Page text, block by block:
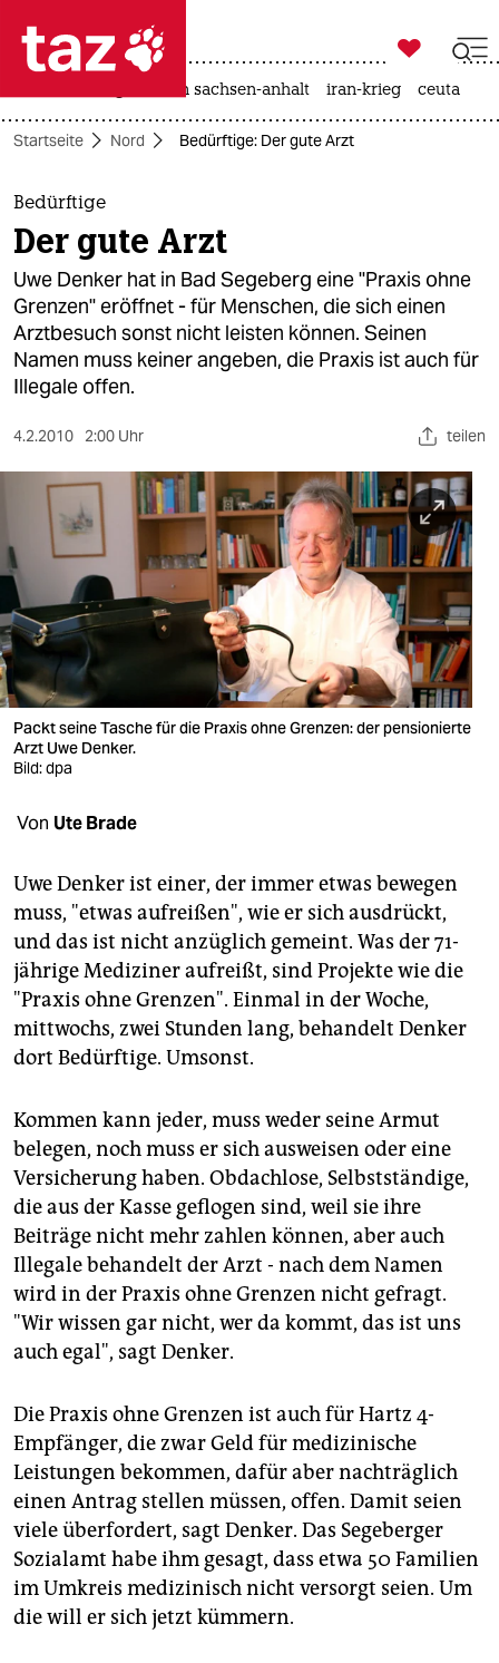
 taz zahl ich
taz zahl ich
themen
politik
öko
gesellschaft
kultur
berlin
nord
wahrheit
verlag
verlag
veranstaltungen
fragen & hilfe
unterstützen
abo
genossenschaft
epaper login

taz zahl ich
landtagswahl in sachsen-anhalt iran-krieg ceuta
Startseite Nord Bedürftige: Der gute Arzt
Bedürftige
Der gute Arzt
Uwe Denker hat in Bad Segeberg eine "Praxis ohne
Grenzen" eröffnet - für Menschen, die sich einen
Arztbesuch sonst nicht leisten können. Seinen
Namen muss keiner angeben, die Praxis ist auch für
Illegale offen.
4.2.2010 2:00 Uhr teilen
Packt seine Tasche für die Praxis ohne Grenzen: der pensionierte
Arzt Uwe Denker.
Bild: dpa
Von Ute Brade
Uwe Denker ist einer, der immer etwas bewegen
muss, "etwas aufreißen", wie er sich ausdrückt,
und das ist nicht anzüglich gemeint. Was der 71-
jährige Mediziner aufreißt, sind Projekte wie die
"Praxis ohne Grenzen". Einmal in der Woche,
mittwochs, zwei Stunden lang, behandelt Denker
dort Bedürftige. Umsonst.
Kommen kann jeder, muss weder seine Armut
belegen, noch muss er sich ausweisen oder eine
Versicherung haben. Obdachlose, Selbstständige,
die aus der Kasse geflogen sind, weil sie ihre
Beiträge nicht mehr zahlen können, aber auch
Illegale behandelt der Arzt - nach dem Namen
wird in der Praxis ohne Grenzen nicht gefragt.
"Wir wissen gar nicht, wer da kommt, das ist uns
auch egal", sagt Denker.
Die Praxis ohne Grenzen ist auch für Hartz 4-
Empfänger, die zwar Geld für medizinische
Leistungen bekommen, dafür aber nachträglich
einen Antrag stellen müssen, offen. Damit seien
viele überfordert, sagt Denker. Das Segeberger
Sozialamt habe ihm gesagt, dass etwa 50 Familien
im Umkreis medizinisch nicht versorgt seien. Um
die will er sich jetzt kümmern.